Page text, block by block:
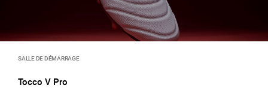
SALLE DE DÉMARRAGE
Tocco V Pro